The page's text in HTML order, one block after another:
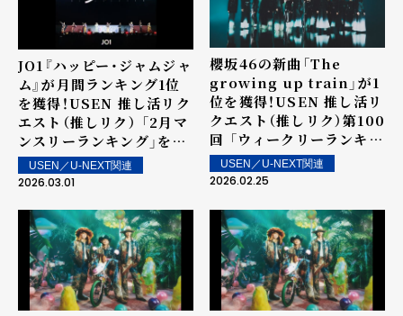
JO1『ハッピー・ジャムジャ
ム』が月間ランキング1位
を獲得！USEN 推し活リク
エスト（推しリク） 「2月マ
ンスリーランキング」を発
表！USEN／U-NEXT関連
2026.03.01
櫻坂46の新曲「The
growing up train」が1
位を獲得！USEN 推し活リ
クエスト（推しリク）第100
回 「ウィークリーランキン
グ」を発表！～ 上位ランク
イン楽曲は2月28日（土）
USEN／U-NEXT関連
2026.02.25